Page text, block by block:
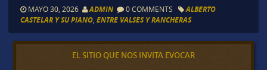
MAYO 30, 2026 ADMIN 0 COMMENTS
ALBERTO
CASTELAR Y SU PIANO, ENTRE VALSES Y RANCHERAS
EL SITIO QUE NOS INVITA EVOCAR